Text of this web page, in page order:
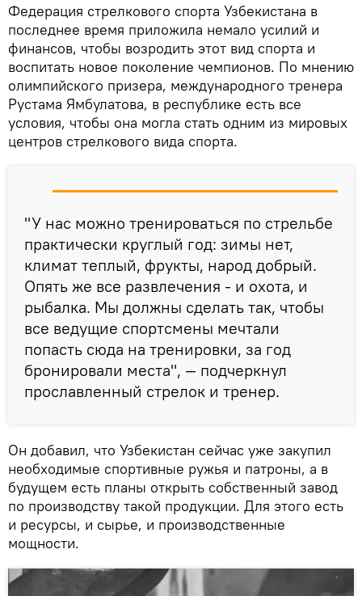
Федерация стрелкового спорта Узбекистана в
последнее время приложила немало усилий и
финансов, чтобы возродить этот вид спорта и
воспитать новое поколение чемпионов. По мнению
олимпийского призера, международного тренера
Рустама Ямбулатова, в республике есть все
условия, чтобы она могла стать одним из мировых
центров стрелкового вида спорта.
"У нас можно тренироваться по стрельбе
практически круглый год: зимы нет,
климат теплый, фрукты, народ добрый.
Опять же все развлечения - и охота, и
рыбалка. Мы должны сделать так, чтобы
все ведущие спортсмены мечтали
попасть сюда на тренировки, за год
бронировали места", — подчеркнул
прославленный стрелок и тренер.
Он добавил, что Узбекистан сейчас уже закупил
необходимые спортивные ружья и патроны, а в
будущем есть планы открыть собственный завод
по производству такой продукции. Для этого есть
и ресурсы, и сырье, и производственные
мощности.